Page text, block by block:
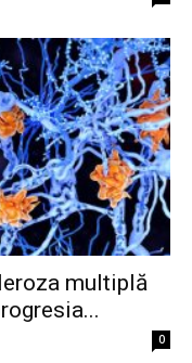
multiplă
0